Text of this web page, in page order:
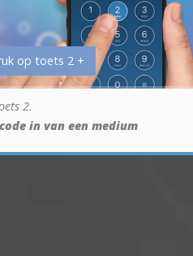
op toets 2 +
2.
in van een medium